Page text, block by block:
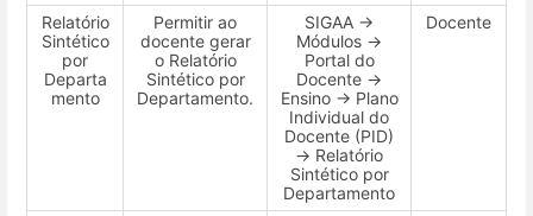
Relatório
Sintético
por
Departa
mento
Permitir ao
docente gerar
o Relatório
Sintético por
Departamento.
SIGAA →
Módulos →
Portal do
Docente →
Ensino → Plano
Individual do
Docente (PID)
→ Relatório
Sintético por
Departamento
Docente